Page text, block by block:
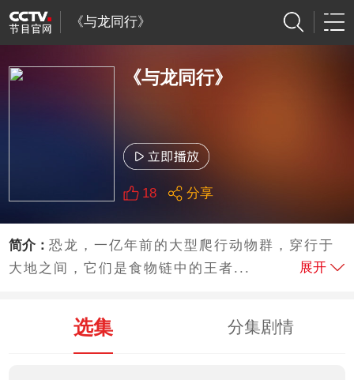
《与龙同行》
《与龙同行》
18 分享
简介：恐龙，一亿年前的大型爬行动物群，穿行于
大地之间，它们是食物链中的王者...
展开
选集 分集剧情